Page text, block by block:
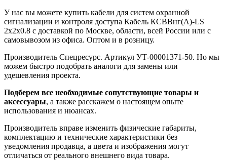
У нас вы можете купить кабели для систем охранной
сигнализации и контроля доступа Кабель КСВВнг(A)-LS
2x2x0.8 с доставкой по Москве, области, всей России или с
самовывозом из офиса. Оптом и в розницу.
Производитель Спецресурс. Артикул УТ-00001371-50. Но мы
можем быстро подобрать аналоги для замены или
удешевления проекта.
Подберем все необходимые сопутствующие товары и
аксессуары, а также расскажем о настоящем опыте
использования и нюансах.
Производитель вправе изменить физические габариты,
комплектацию и технические характеристики без
уведомления продавца, а цвета и изображения могут
отличаться от реального внешнего вида товара.